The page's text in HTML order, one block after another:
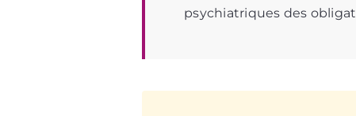
psychiatriques des